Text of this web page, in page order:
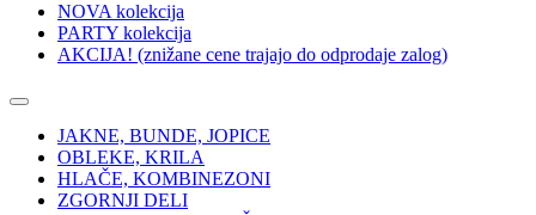
NOVA kolekcija
PARTY kolekcija
AKCIJA! (znižane cene trajajo do odprodaje zalog)
JAKNE, BUNDE, JOPICE
OBLEKE, KRILA
HLAČE, KOMBINEZONI
ZGORNJI DELI